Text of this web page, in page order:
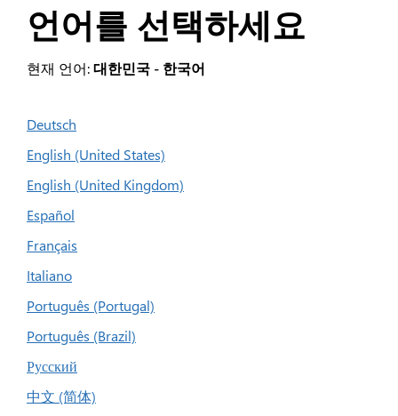
언어를 선택하세요
현재 언어:대한민국 - 한국어
Deutsch
English (United States)
English (United Kingdom)
Español
Français
Italiano
Português (Portugal)
Português (Brazil)
Русский
中文 (简体)